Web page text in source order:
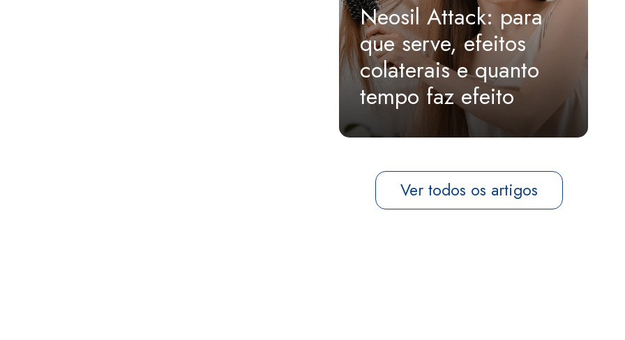
Neosil Attack: para
que serve, efeitos
colaterais e quanto
tempo faz efeito
Ver todos os artigos